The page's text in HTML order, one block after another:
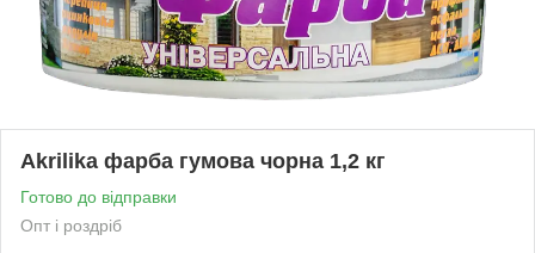
Akrilika фарба гумова чорна 1,2 кг
Готово до відправки
Опт і роздріб